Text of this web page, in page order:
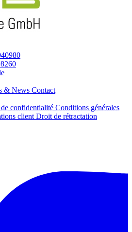
& News Contact
confidentialité Conditions générales
client Droit de rétractation